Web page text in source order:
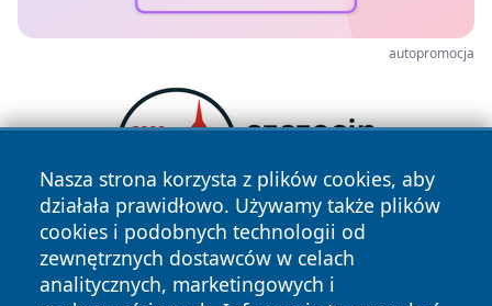
autopromocja
Nasza strona korzysta z plików cookies, aby
działała prawidłowo. Używamy także plików
cookies i podobnych technologii od
zewnętrznych dostawców w celach
analitycznych, marketingowych i